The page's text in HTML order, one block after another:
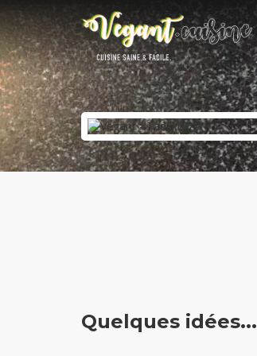
Quelques idées...